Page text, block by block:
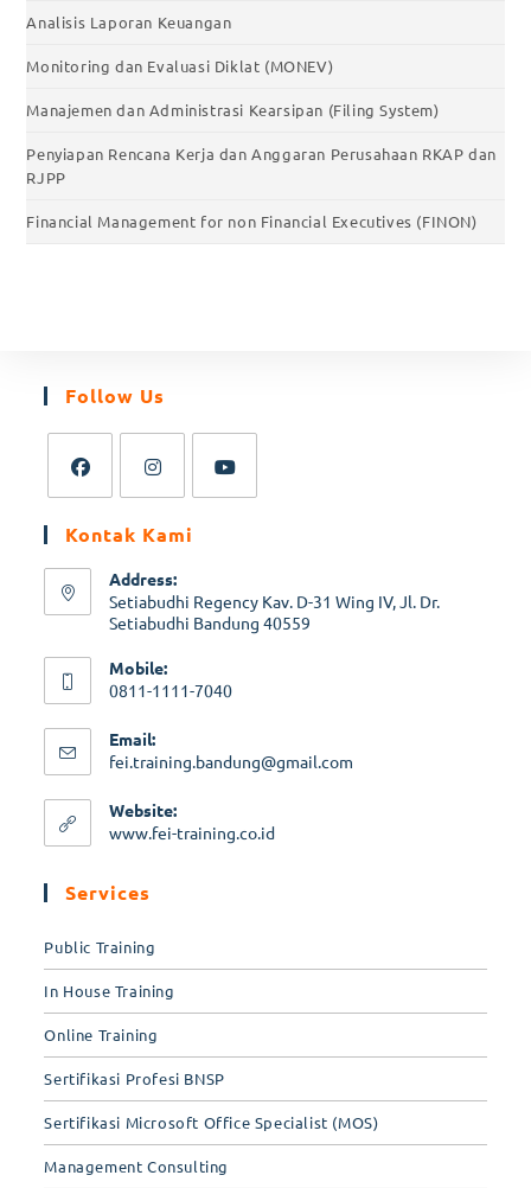
Analisis Laporan Keuangan
Monitoring dan Evaluasi Diklat (MONEV)
Manajemen dan Administrasi Kearsipan (Filing System)
Penyiapan Rencana Kerja dan Anggaran Perusahaan RKAP dan
RJPP
Financial Management for non Financial Executives (FINON)
Follow Us
Kontak Kami
Address:
Setiabudhi Regency Kav. D-31 Wing IV, Jl. Dr.
Setiabudhi Bandung 40559
Mobile:
0811-1111-7040
Email:
fei.training.bandung@gmail.com
Website:
www.fei-training.co.id
Services
Public Training
In House Training
Online Training
Sertifikasi Profesi BNSP
Sertifikasi Microsoft Office Specialist (MOS)
Management Consulting